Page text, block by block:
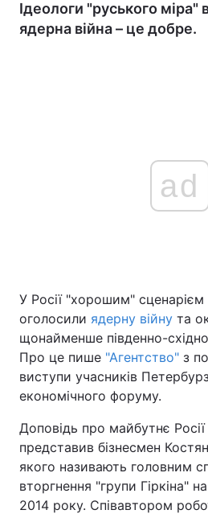
Ідеологи "руського
ядерна війна – це добре.
ad
У Росії "хорошим"
оголосили ядерну війну та
щонайменше південно-
Про це пише "Агентство" з
виступи учасників
економічного форуму.
Доповідь про майбутнє
представив бізнесмен
якого називають головним
вторгнення "групи Гіркіна"
2014 року. Співавтором